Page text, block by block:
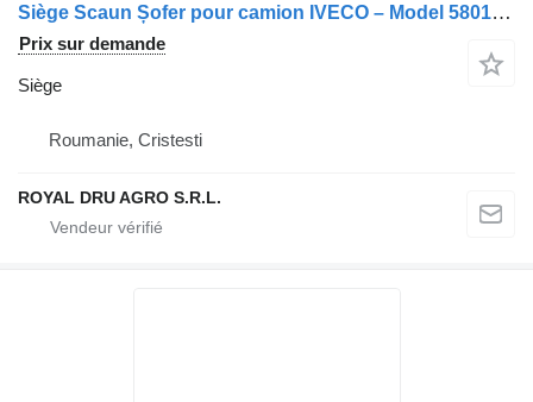
Siège Scaun Șofer pour camion IVECO – Model 5801416096
Prix sur demande
Siège
Roumanie, Cristesti
ROYAL DRU AGRO S.R.L.